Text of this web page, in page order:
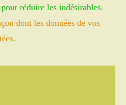
réduire les indésirables.
dont les données de vos
.